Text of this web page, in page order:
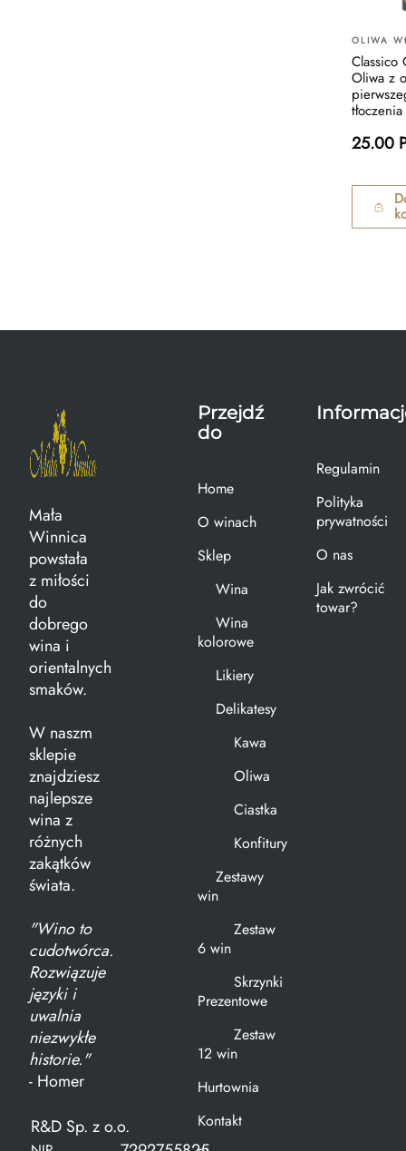
OLIWA
Classico
Oliwa z
25.00
Mała
Winnica
powstała
z miłości
do
dobrego
wina i
orientalnych
smaków.
W naszm
sklepie
znajdziesz
najlepsze
wina z
różnych
zakątków
świata.
"Wino to
cudotwórca.
Rozwiązuje
języki i
uwalnia
niezwykłe
historie."
- Homer
R&D Sp. z o.o.
Przejdź
do
Home
O winach
Sklep
Wina
Wina
kolorowe
Likiery
Delikatesy
Kawa
Oliwa
Ciastka
Konfitury
Zestawy
win
Zestaw
6 win
Skrzynki
Prezentowe
Zestaw
12 win
Hurtownia
Kontakt
Regulamin
Polityka
prywatności
O nas
Jak zwrócić
towar?